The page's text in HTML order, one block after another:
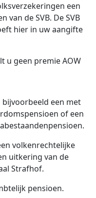
een
de SVB. De SVB
hier in uw aangifte
u geen premie AOW
een met
of een
volkenrechtelijke
uitkering van de
Strafhof.
pensioen.